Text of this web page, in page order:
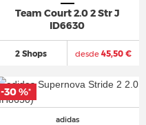
Team Court 2.0 2 Str J
ID6630
2 Shops desde45,50 €
adidas
-30 %*